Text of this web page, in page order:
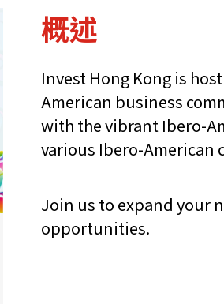
概述
Invest Hong Kong is
American business
with the vibrant Ibero-
various Ibero-American
Join us to expand your
opportunities.